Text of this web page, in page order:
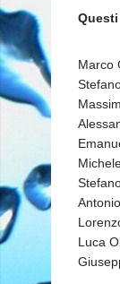
Marco
Luca